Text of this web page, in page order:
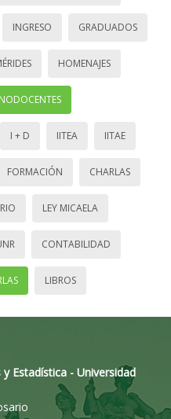
INGRESO GRADUADOS
HOMENAJES
NODOCENTES
I + D IITEA IITAE
FORMACIÓN CHARLAS
LEY MICAELA
CONTABILIDAD
LIBROS
Estadística - Universidad